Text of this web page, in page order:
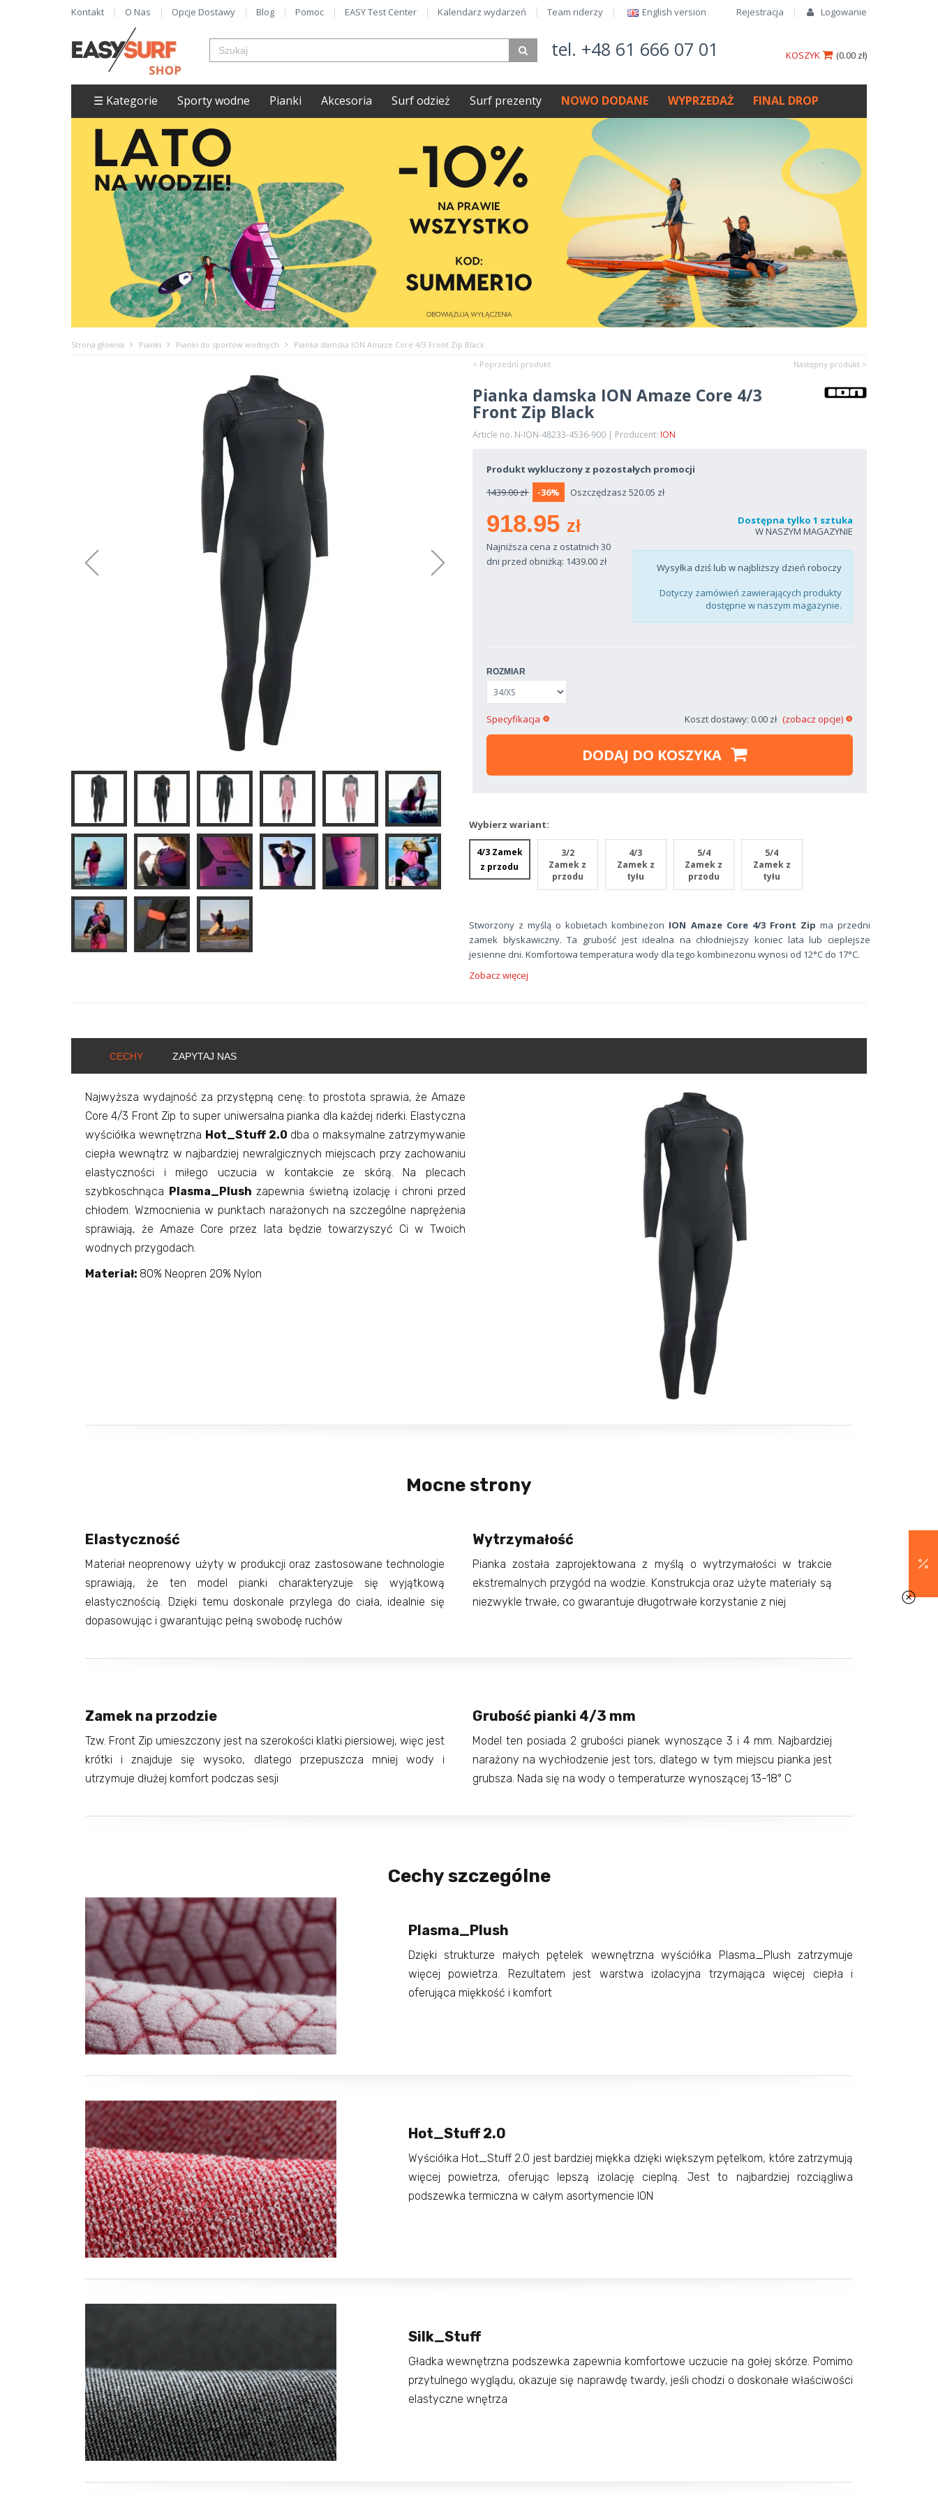
Rejestracja Logowanie
Kontakt O Nas Opcje Dostawy Blog Pomoc EASY Test Center Kalendarz wydarzeń Team riderzy English version​
tel. +48 61 666 07 01 (0.00 zł)
KOSZYK
☰ Kategorie Sporty wodne Pianki Akcesoria Surf odzież Surf prezenty NOWO DODANE WYPRZEDAŻ FINAL DROP
Strona główna Pianki Pianki do sportów wodnych
Pianka damska ION Amaze Core 4/3 Front Zip Black
< Poprzedni produkt
Następny produkt >
Pianka damska ION Amaze Core 4/3
Front Zip Black
Article no. N-ION-48233-4536-900 | Producent: ION
Produkt wykluczony z pozostałych promocji
1439.00 zł
-36% Oszczędzasz 520.05 zł
918.95 zł
Najniższa cena z ostatnich 30
dni przed obniżką: 1439.00 zł
Dostępna tylko 1 sztuka
W NASZYM MAGAZYNIE
Wysyłka dziś lub w najbliższy dzień roboczy
Dotyczy zamówień zawierających produkty
dostępne w naszym magazynie.
ROZMIAR
Koszt dostawy: 0.00 zł (zobacz opcje)
Specyfikacja
DODAJ DO KOSZYKA
Wybierz wariant:
4/3 Zamek
z przodu
3/2
Zamek z
przodu
4/3
Zamek z
tyłu
5/4
Zamek z
przodu
5/4
Zamek z
tyłu
Stworzony z myślą o kobietach kombinezon ION Amaze Core 4/3 Front Zip ma przedni
zamek błyskawiczny. Ta grubość jest idealna na chłodniejszy koniec lata lub cieplejsze
jesienne dni. Komfortowa temperatura wody dla tego kombinezonu wynosi od 12°C do 17°C.
Zobacz więcej
CECHY ZAPYTAJ NAS
Najwyższa wydajność za przystępną cenę: to prostota sprawia, że Amaze
Core 4/3 Front Zip to super uniwersalna pianka dla każdej riderki. Elastyczna
wyściółka wewnętrzna Hot_Stuff 2.0 dba o maksymalne zatrzymywanie
ciepła wewnątrz w najbardziej newralgicznych miejscach przy zachowaniu
elastyczności i miłego uczucia w kontakcie ze skórą. Na plecach
szybkoschnąca Plasma_Plush zapewnia świetną izolację i chroni przed
chłodem. Wzmocnienia w punktach narażonych na szczególne naprężenia
sprawiają, że Amaze Core przez lata będzie towarzyszyć Ci w Twoich
wodnych przygodach.
Materiał: 80% Neopren 20% Nylon
Mocne strony
Elastyczność
Materiał neoprenowy użyty w produkcji oraz zastosowane technologie
sprawiają, że ten model pianki charakteryzuje się wyjątkową
elastycznością. Dzięki temu doskonale przylega do ciała, idealnie się
dopasowując i gwarantując pełną swobodę ruchów
Wytrzymałość
Pianka została zaprojektowana z myślą o wytrzymałości w trakcie
ekstremalnych przygód na wodzie. Konstrukcja oraz użyte materiały są
niezwykle trwałe, co gwarantuje długotrwałe korzystanie z niej
Zamek na przodzie
Tzw. Front Zip umieszczony jest na szerokości klatki piersiowej, więc jest
krótki i znajduje się wysoko, dlatego przepuszcza mniej wody i
utrzymuje dłużej komfort podczas sesji
Grubość pianki 4/3 mm
Model ten posiada 2 grubości pianek wynoszące 3 i 4 mm. Najbardziej
narażony na wychłodzenie jest tors, dlatego w tym miejscu pianka jest
grubsza. Nada się na wody o temperaturze wynoszącej 13-18° C
Cechy szczególne
Plasma_Plush
Dzięki strukturze małych pętelek wewnętrzna wyściółka Plasma_Plush zatrzymuje
więcej powietrza. Rezultatem jest warstwa izolacyjna trzymająca więcej ciepła i
oferująca miękkość i komfort
Hot_Stuff 2.0
Wyściółka Hot_Stuff 2.0 jest bardziej miękka dzięki większym pętelkom, które zatrzymują
więcej powietrza, oferując lepszą izolację cieplną. Jest to najbardziej rozciągliwa
podszewka termiczna w całym asortymencie ION
Silk_Stuff
Gładka wewnętrzna podszewka zapewnia komfortowe uczucie na gołej skórze. Pomimo
przytulnego wyglądu, okazuje się naprawdę twardy, jeśli chodzi o doskonałe właściwości
elastyczne wnętrza